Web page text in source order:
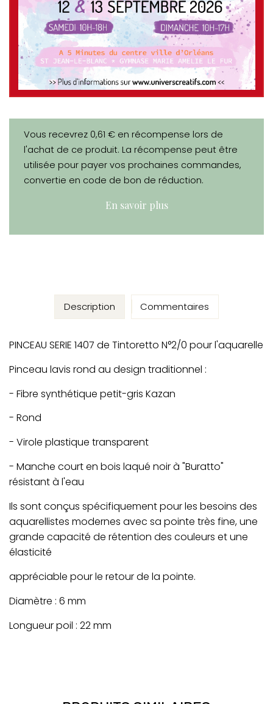
Vous recevrez 0,61 € en récompense lors de
l'achat de ce produit. La récompense peut être
utilisée pour payer vos prochaines commandes,
convertie en code de bon de réduction.
En savoir plus
Description
PINCEAU SERIE 1407 de Tintoretto N°2/0 pour l'aquarelle
Pinceau lavis rond au design traditionnel :
- Fibre synthétique petit-gris Kazan
- Rond
- Virole plastique transparent
- Manche court en bois laqué noir à "Buratto"
résistant à l'eau
Ils sont conçus spécifiquement pour les besoins des
aquarellistes modernes avec sa pointe très fine, une
grande capacité de rétention des couleurs et une
élasticité
appréciable pour le retour de la pointe.
Diamètre : 6 mm
Longueur poil : 22 mm
Commentaires